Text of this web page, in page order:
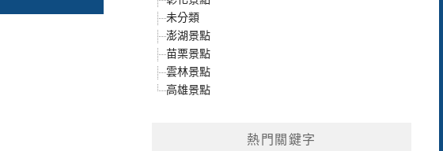
未分類
澎湖景點
苗栗景點
雲林景點
高雄景點
熱門關鍵字